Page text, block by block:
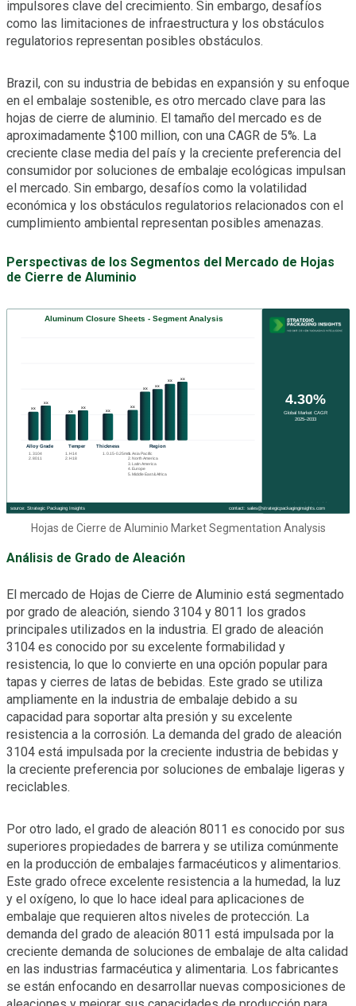
impulsores clave del crecimiento. Sin embargo, desafíos
como las limitaciones de infraestructura y los obstáculos
regulatorios representan posibles obstáculos.
Brazil, con su industria de bebidas en expansión y su enfoque
en el embalaje sostenible, es otro mercado clave para las
hojas de cierre de aluminio. El tamaño del mercado es de
aproximadamente $100 million, con una CAGR de 5%. La
creciente clase media del país y la creciente preferencia del
consumidor por soluciones de embalaje ecológicas impulsan
el mercado. Sin embargo, desafíos como la volatilidad
económica y los obstáculos regulatorios relacionados con el
cumplimiento ambiental representan posibles amenazas.
Perspectivas de los Segmentos del Mercado de Hojas
de Cierre de Aluminio
Hojas de Cierre de Aluminio Market Segmentation Analysis
Análisis de Grado de Aleación
El mercado de Hojas de Cierre de Aluminio está segmentado
por grado de aleación, siendo 3104 y 8011 los grados
principales utilizados en la industria. El grado de aleación
3104 es conocido por su excelente formabilidad y
resistencia, lo que lo convierte en una opción popular para
tapas y cierres de latas de bebidas. Este grado se utiliza
ampliamente en la industria de embalaje debido a su
capacidad para soportar alta presión y su excelente
resistencia a la corrosión. La demanda del grado de aleación
3104 está impulsada por la creciente industria de bebidas y
la creciente preferencia por soluciones de embalaje ligeras y
reciclables.
Por otro lado, el grado de aleación 8011 es conocido por sus
superiores propiedades de barrera y se utiliza comúnmente
en la producción de embalajes farmacéuticos y alimentarios.
Este grado ofrece excelente resistencia a la humedad, la luz
y el oxígeno, lo que lo hace ideal para aplicaciones de
embalaje que requieren altos niveles de protección. La
demanda del grado de aleación 8011 está impulsada por la
creciente demanda de soluciones de embalaje de alta calidad
en las industrias farmacéutica y alimentaria. Los fabricantes
se están enfocando en desarrollar nuevas composiciones de